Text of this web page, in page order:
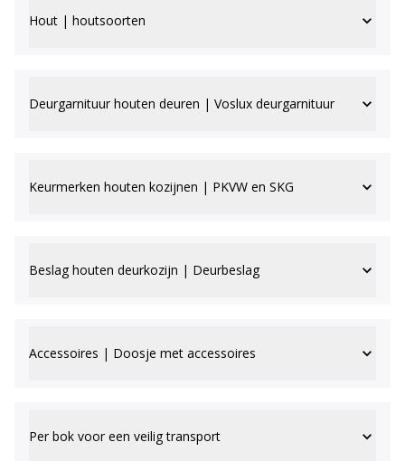
Hout | houtsoorten
Deurgarnituur houten deuren | Voslux deurgarnituur
Keurmerken houten kozijnen | PKVW en SKG
Beslag houten deurkozijn | Deurbeslag
Accessoires | Doosje met accessoires
Per bok voor een veilig transport